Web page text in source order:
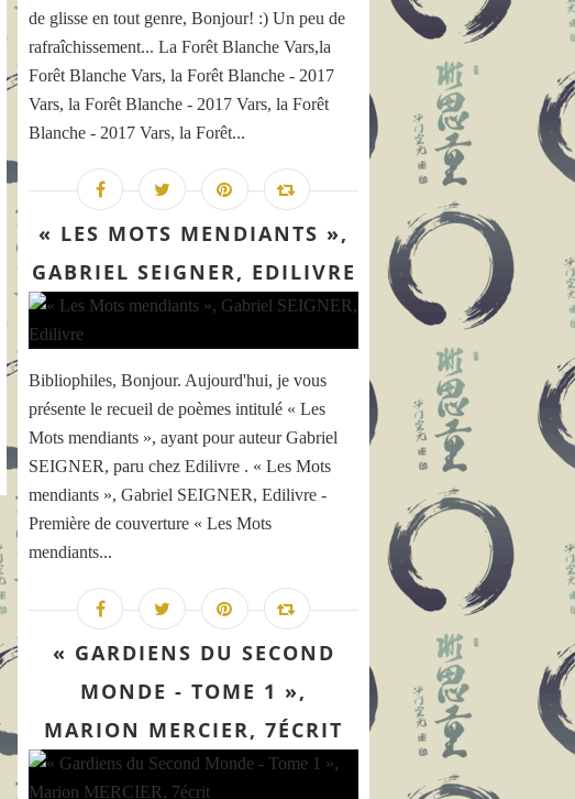
de glisse en tout genre, Bonjour! :) Un peu de
rafraîchissement... La Forêt Blanche Vars,la
Forêt Blanche Vars, la Forêt Blanche - 2017
Vars, la Forêt Blanche - 2017 Vars, la Forêt
Blanche - 2017 Vars, la Forêt...
« LES MOTS MENDIANTS »,
GABRIEL SEIGNER, EDILIVRE
Bibliophiles, Bonjour. Aujourd'hui, je vous
présente le recueil de poèmes intitulé « Les
Mots mendiants », ayant pour auteur Gabriel
SEIGNER, paru chez Edilivre . « Les Mots
mendiants », Gabriel SEIGNER, Edilivre -
Première de couverture « Les Mots
mendiants...
« GARDIENS DU SECOND
MONDE - TOME 1 »,
MARION MERCIER, 7ÉCRIT